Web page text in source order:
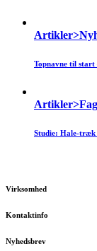
Topnavne til start
Studie: Hale-træk
Virksomhed
Kontaktinfo
Nyhedsbrev